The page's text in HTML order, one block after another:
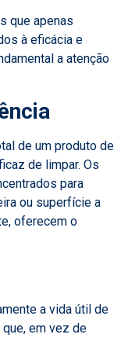
que apenas
à eficácia e
a atenção
de um produto de
de limpar. Os
para
ou superfície a
oferecem o
a vida útil de
em vez de